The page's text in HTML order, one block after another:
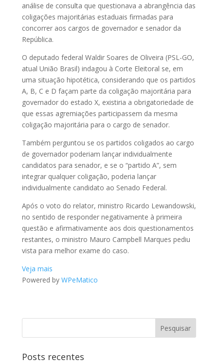
análise de consulta que questionava a abrangência das
coligações majoritárias estaduais firmadas para
concorrer aos cargos de governador e senador da
República.
O deputado federal Waldir Soares de Oliveira (PSL-GO,
atual União Brasil) indagou à Corte Eleitoral se, em
uma situação hipotética, considerando que os partidos
A, B, C e D façam parte da coligação majoritária para
governador do estado X, existiria a obrigatoriedade de
que essas agremiações participassem da mesma
coligação majoritária para o cargo de senador.
Também perguntou se os partidos coligados ao cargo
de governador poderiam lançar individualmente
candidatos para senador, e se o “partido A”, sem
integrar qualquer coligação, poderia lançar
individualmente candidato ao Senado Federal.
Após o voto do relator, ministro Ricardo Lewandowski,
no sentido de responder negativamente à primeira
questão e afirmativamente aos dois questionamentos
restantes, o ministro Mauro Campbell Marques pediu
vista para melhor exame do caso.
Veja mais
Powered by WPeMatico
Posts recentes